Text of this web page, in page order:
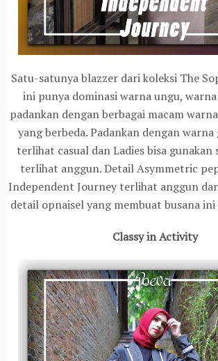
Satu-satunya blazzer dari koleksi The
ini punya dominasi warna ungu,
padankan dengan berbagai macam
yang berbeda. Padankan dengan
terlihat casual dan Ladies bisa
terlihat anggun. Detail Asymmetric
Independent Journey terlihat anggun
detail opnaisel yang membuat busana
Classy in Activity